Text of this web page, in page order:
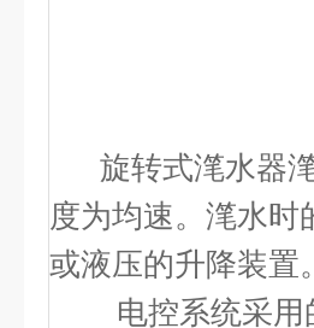
旋转式滗水器滗
度为均速。滗水
或液压的升降装置。
电控系统采用的